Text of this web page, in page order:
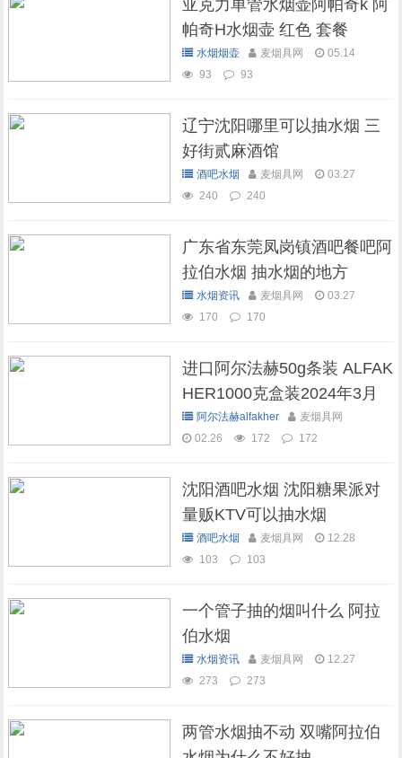
亚克力单管水烟壶阿帕奇k 阿
帕奇H水烟壶 红色 套餐
水烟烟壶 麦烟具网
05.14
93
93
辽宁沈阳哪里可以抽水烟 三
好街贰麻酒馆
酒吧水烟 麦烟具网
03.27
240
240
广东省东莞凤岗镇酒吧餐吧阿
拉伯水烟 抽水烟的地方
水烟资讯 麦烟具网
03.27
170
170
进口阿尔法赫50g条装 ALFAK
HER1000克盒装2024年3月
现货库存
阿尔法赫alfakher
麦烟具网
02.26
172 172
沈阳酒吧水烟 沈阳糖果派对
量贩KTV可以抽水烟
酒吧水烟 麦烟具网
12.28
103
103
一个管子抽的烟叫什么 阿拉
伯水烟
水烟资讯 麦烟具网
12.27
273
273
两管水烟抽不动 双嘴阿拉伯